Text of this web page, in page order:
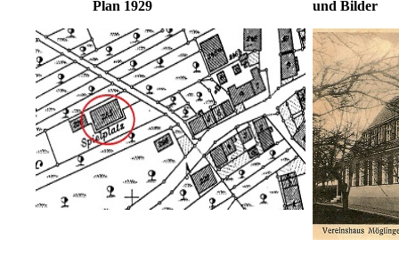
Plan 1929 und Bilder